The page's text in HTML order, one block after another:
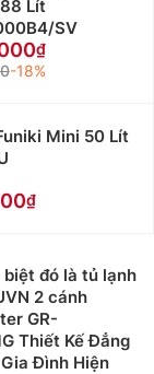
Lít
SV
-18%
Mini 50 Lít
đó là tủ lạnh
2 cánh
GR-
Thiết Kế Đẳng
Đình Hiện